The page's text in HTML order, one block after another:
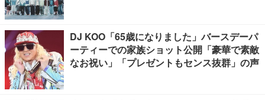
DJ KOO「65歳になりました」バースデーパ
ーティーでの家族ショット公開「豪華で素敵
なお祝い」「プレゼントもセンス抜群」の声